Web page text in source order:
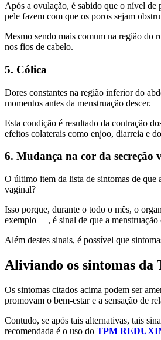
Após a ovulação, é sabido que o nível de
pele fazem com que os poros sejam
Mesmo sendo mais comum na região do
nos fios de cabelo.
5. Cólica
Dores constantes na região inferior do
momentos antes da menstruação descer.
Esta condição é resultado da contração
efeitos colaterais como enjoo, diarreia e
6. Mudança na cor da secreção
O último item da lista de sintomas de que
vaginal?
Isso porque, durante o todo o mês, o
exemplo —, é sinal de que a menstruação
Além destes sinais, é possível que
Aliviando os sintomas da
Os sintomas citados acima podem ser
promovam o bem-estar e a sensação de
Contudo, se após tais alternativas, tais
recomendada é o uso do TPM